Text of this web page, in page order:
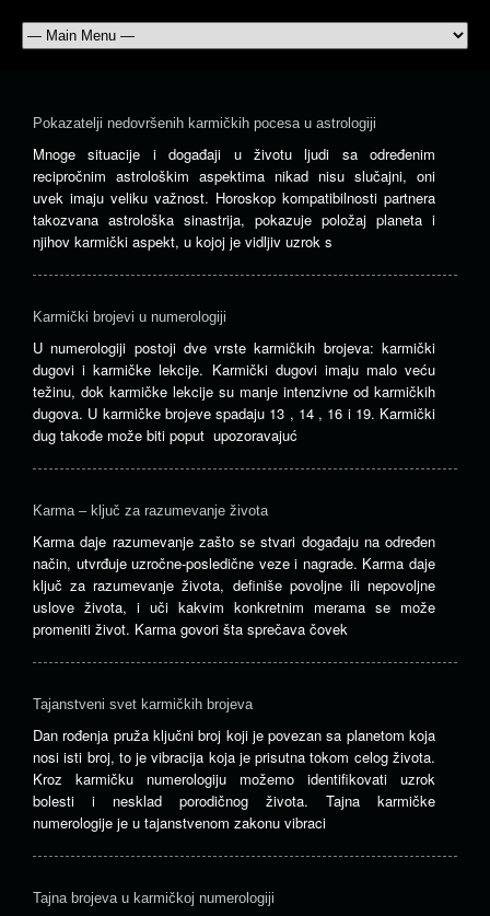
Pokazatelji nedovršenih karmičkih pocesa u astrologiji
Mnoge situacije i događaji u životu ljudi sa određenim
recipročnim astrološkim aspektima nikad nisu slučajni, oni
uvek imaju veliku važnost. Horoskop kompatibilnosti partnera
takozvana astrološka sinastrija, pokazuje položaj planeta i
njihov karmički aspekt, u kojoj je vidljiv uzrok s
Karmički brojevi u numerologiji
U numerologiji postoji dve vrste karmičkih brojeva: karmički
dugovi i karmičke lekcije. Karmički dugovi imaju malo veću
težinu, dok karmičke lekcije su manje intenzivne od karmičkih
dugova. U karmičke brojeve spadaju 13 , 14 , 16 i 19. Karmički
dug takođe može biti poput upozoravajuć
Karma – ključ za razumevanje života
Karma daje razumevanje zašto se stvari događaju na određen
način, utvrđuje uzročne-posledične veze i nagrade. Karma daje
ključ za razumevanje života, definiše povoljne ili nepovoljne
uslove života, i uči kakvim konkretnim merama se može
promeniti život. Karma govori šta sprečava čovek
Tajanstveni svet karmičkih brojeva
Dan rođenja pruža ključni broj koji je povezan sa planetom koja
nosi isti broj, to je vibracija koja je prisutna tokom celog života.
Kroz karmičku numerologiju možemo identifikovati uzrok
bolesti i nesklad porodičnog života. Tajna karmičke
numerologije je u tajanstvenom zakonu vibraci
Tajna brojeva u karmičkoj numerologiji